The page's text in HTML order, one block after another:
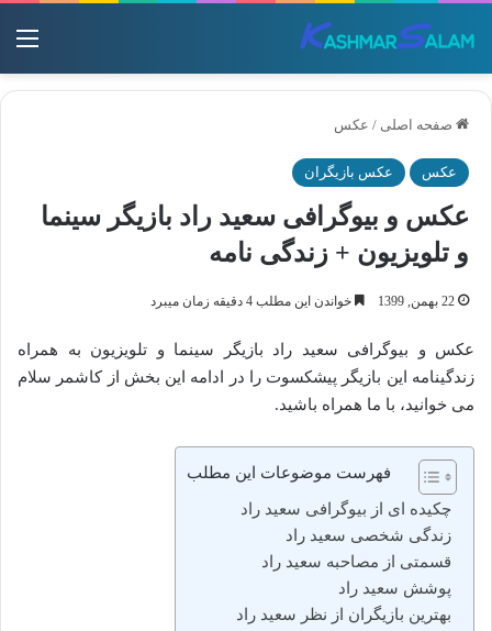
صفحه اصلی / عکس
عکس عکس بازیگران
عکس و بیوگرافی سعید راد بازیگر سینما
و تلویزیون + زندگی نامه
22 بهمن, 1399 خواندن این مطلب 4 دقیقه زمان میبرد
عکس و بیوگرافی سعید راد بازیگر سینما و تلویزیون به همراه
زندگینامه این بازیگر پیشکسوت را در ادامه این بخش از کاشمر سلام
می خوانید، با ما همراه باشید.
فهرست موضوعات این مطلب
چکیده ای از بیوگرافی سعید راد
زندگی شخصی سعید راد
قسمتی از مصاحبه سعید راد
پوشش سعید راد
بهترین بازیگران از نظر سعید راد